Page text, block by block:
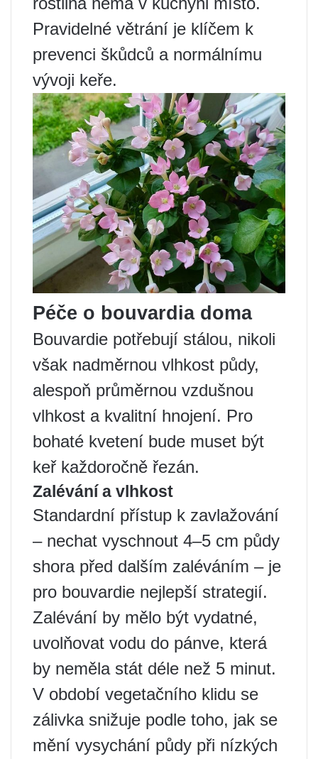
Pravidelné větrání je klíčem k
prevenci škůdců a normálnímu
vývoji keře.
Péče o bouvardia doma
Bouvardie potřebují stálou, nikoli
však nadměrnou vlhkost půdy,
alespoň průměrnou vzdušnou
vlhkost a kvalitní hnojení. Pro
bohaté kvetení bude muset být
keř každoročně řezán.
Zalévání a vlhkost
Standardní přístup k zavlažování
– nechat vyschnout 4–5 cm půdy
shora před dalším zaléváním – je
pro bouvardie nejlepší strategií.
Zalévání by mělo být vydatné,
uvolňovat vodu do pánve, která
by neměla stát déle než 5 minut.
V období vegetačního klidu se
zálivka snižuje podle toho, jak se
mění vysychání půdy při nízkých